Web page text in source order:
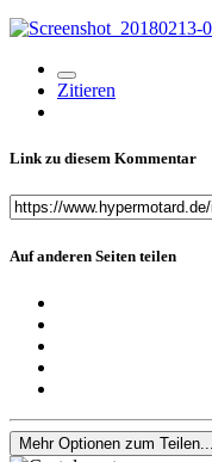
Zitieren
Link zu diesem Kommentar
Auf anderen Seiten teilen
Mehr Optionen zum Teilen...